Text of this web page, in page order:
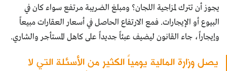
يجوز أن تترك لمزاجية اللجان؟ ومبلغ الضريبة مرتفع سواء كان في
البيوع أو الإيجارات. فمع الارتفاع الحاصل في أسعار العقارات مبيعاً
وإيجاراً، جاء القانون ليضيف عبئاً جديداً على كاهل المستأجر والشاري.
يصل وزارة المالية يومياً الكثير من الأسئلة التي لا